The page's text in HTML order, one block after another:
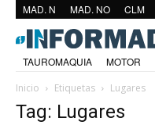
MAD. N MAD. NO CLM
TAUROMAQUIA MOTOR
Inicio
Etiquetas Lugares
Tag: Lugares